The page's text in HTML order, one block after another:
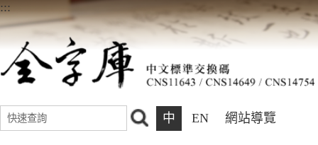
:::
中 EN 網站導覽